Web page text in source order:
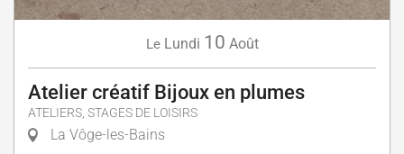
Le Lundi 10 Août
Atelier créatif Bijoux en plumes
ATELIERS, STAGES DE LOISIRS
La Vôge-les-Bains